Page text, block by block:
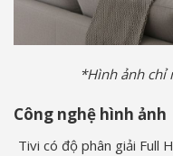
*Hình ảnh chỉ
Công nghệ hình ảnh
Tivi có độ phân giải Full